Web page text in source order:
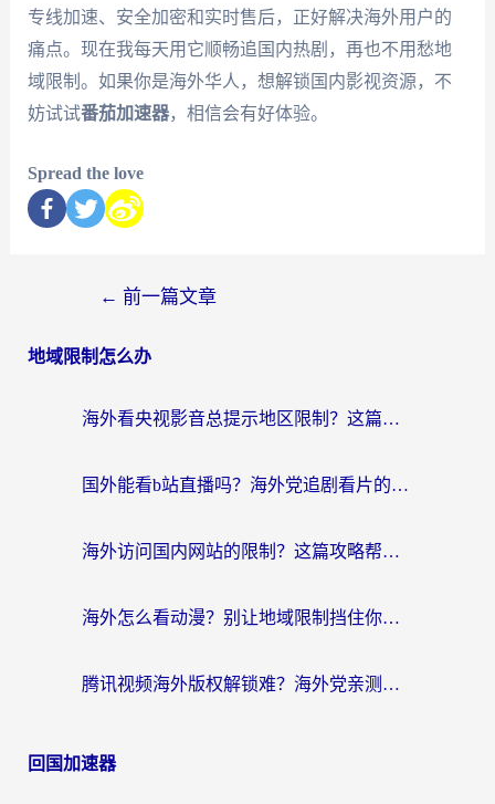
专线加速、安全加密和实时售后，正好解决海外用户的
痛点。现在我每天用它顺畅追国内热剧，再也不用愁地
域限制。如果你是海外华人，想解锁国内影视资源，不
妨试试番茄加速器，相信会有好体验。
Spread the love
← 前一篇文章
地域限制怎么办
海外看央视影音总提示地区限制？这篇教你选对回国加速器，流畅追剧不踩坑
国外能看b站直播吗？海外党追剧看片的终极解决方案来了
海外访问国内网站的限制？这篇攻略帮你无缝解锁12306、12123和国内影音
海外怎么看动漫？别让地域限制挡住你的追番快乐
腾讯视频海外版权解锁难？海外党亲测：选对回国加速器，追剧观影零障碍
回国加速器